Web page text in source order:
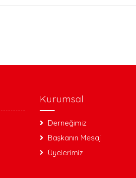
Kurumsal
Derneğimiz
Başkanın Mesajı
Üyelerimiz